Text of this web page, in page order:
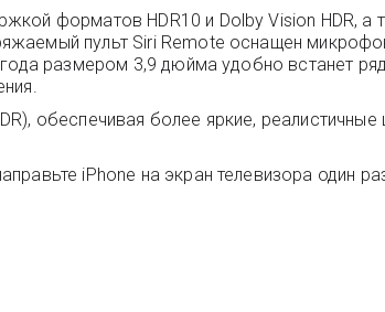
форматов HDR10 и Dolby Vision HDR,
пульт Siri Remote оснащен
размером 3,9 дюйма удобно встанет
обеспечивая более яркие, реалистичные
iPhone на экран телевизора один